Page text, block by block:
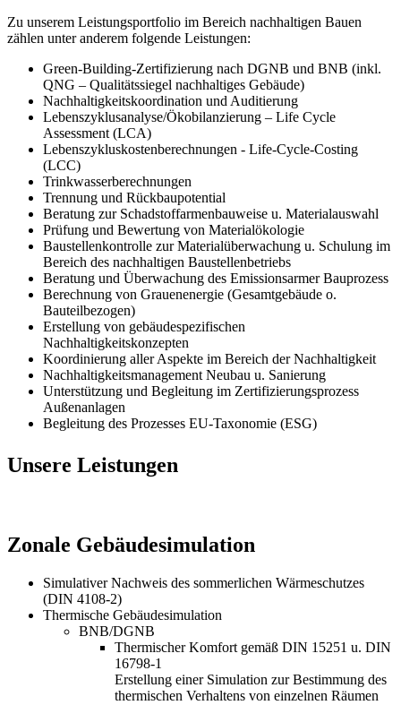
Zu unserem Leistungsportfolio im Bereich nachhaltigen Bauen
zählen unter anderem folgende Leistungen:
Green-Building-Zertifizierung nach DGNB und BNB (inkl.
QNG – Qualitätssiegel nachhaltiges Gebäude)
Nachhaltigkeitskoordination und Auditierung
Lebenszyklusanalyse/Ökobilanzierung – Life Cycle
Assessment (LCA)
Lebenszykluskostenberechnungen - Life-Cycle-Costing
(LCC)
Trinkwasserberechnungen
Trennung und Rückbaupotential
Beratung zur Schadstoffarmenbauweise u. Materialauswahl
Prüfung und Bewertung von Materialökologie
Baustellenkontrolle zur Materialüberwachung u. Schulung im
Bereich des nachhaltigen Baustellenbetriebs
Beratung und Überwachung des Emissionsarmer Bauprozess
Berechnung von Grauenenergie (Gesamtgebäude o.
Bauteilbezogen)
Erstellung von gebäudespezifischen
Nachhaltigkeitskonzepten
Koordinierung aller Aspekte im Bereich der Nachhaltigkeit
Nachhaltigkeitsmanagement Neubau u. Sanierung
Unterstützung und Begleitung im Zertifizierungsprozess
Außenanlagen
Begleitung des Prozesses EU-Taxonomie (ESG)
Unsere Leistungen
Zonale Gebäudesimulation
Simulativer Nachweis des sommerlichen Wärmeschutzes
(DIN 4108-2)
Thermische Gebäudesimulation
BNB/DGNB
Thermischer Komfort gemäß DIN 15251 u. DIN
16798-1
Erstellung einer Simulation zur Bestimmung des
thermischen Verhaltens von einzelnen Räumen